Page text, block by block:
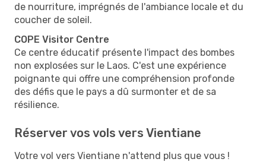
de nourriture, imprégnés de l'ambiance locale et du
coucher de soleil.
COPE Visitor Centre
Ce centre éducatif présente l'impact des bombes
non explosées sur le Laos. C'est une expérience
poignante qui offre une compréhension profonde
des défis que le pays a dû surmonter et de sa
résilience.
Réserver vos vols vers Vientiane
Votre vol vers Vientiane n'attend plus que vous !